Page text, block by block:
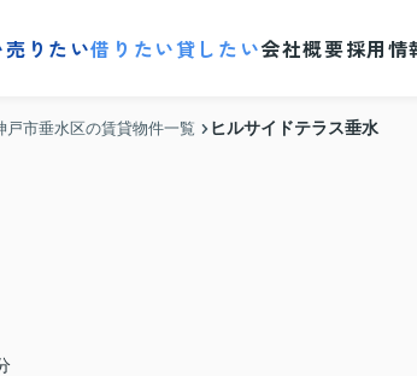
売りたい借りたい貸したい会社概要採用情
戸市垂水区の賃貸物件一覧 ヒルサイドテラス垂水